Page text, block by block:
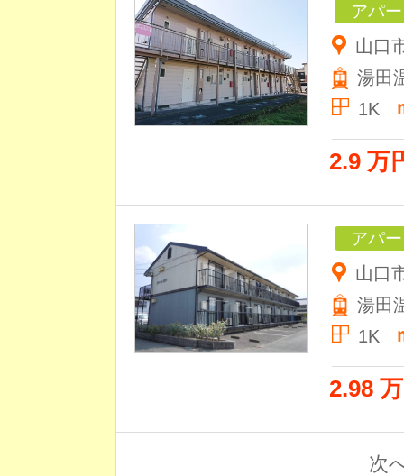
アパ
山口
湯田
1K
2.9 万
アパ
山口
湯田
1K
2.98
次